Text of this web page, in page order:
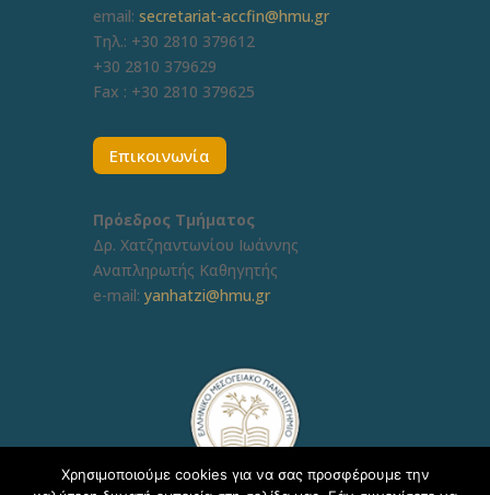
email: secretariat-accfin@hmu.gr
Τηλ.: +30 2810 379612
+30 2810 379629
Fax : +30 2810 379625
Επικοινωνία
Πρόεδρος Τμήματος
Δρ. Χατζηαντωνίου Ιωάννης
Αναπληρωτής Καθηγητής
e-mail: yanhatzi@hmu.gr
Χρησιμοποιούμε cookies για να σας προσφέρουμε την